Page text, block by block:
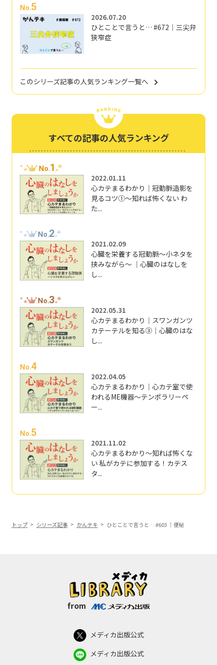
No.5
2026.07.20
ひとことで言うと… #672｜三尖弁
狭窄症
このシリーズ記事の人気ランキング一覧へ
すべての記事の人気ランキング
No.1
2022.01.11
心カテまるわかり｜冠動脈造影を
見るコツ①～知れば怖くない わ
た...
No.2
2021.02.09
心臓を栄養する冠動脈～小ネタを
挟みながら～ ｜心臓のはなしを
し...
No.3
2022.05.31
心カテまるわかり｜スワンガンツ
カテーテルを知る③｜心臓のはな
し...
No.4
2022.04.05
心カテまるわかり｜心カテ室で使
われるME機器～テンポラリーペ
ー...
No.5
2021.11.02
心カテまるわかり～知れば怖くな
い 私がカテに参加する！カテス
タ...
トップ シリーズ記事 かんテキ ひとことで言うと… #603 ｜便秘
from
メディカ出版公式
メディカ出版公式